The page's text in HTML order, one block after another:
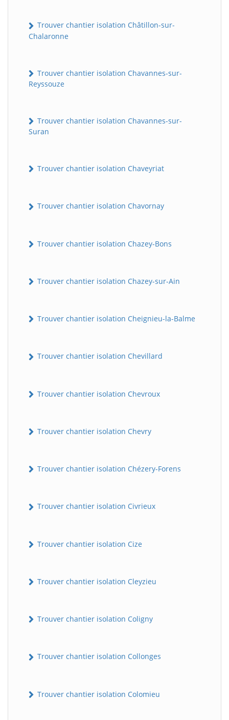
Trouver chantier isolation Châtillon-sur-
Chalaronne
Trouver chantier isolation Chavannes-sur-
Reyssouze
Trouver chantier isolation Chavannes-sur-
Suran
Trouver chantier isolation Chaveyriat
Trouver chantier isolation Chavornay
Trouver chantier isolation Chazey-Bons
Trouver chantier isolation Chazey-sur-Ain
Trouver chantier isolation Cheignieu-la-Balme
Trouver chantier isolation Chevillard
Trouver chantier isolation Chevroux
Trouver chantier isolation Chevry
Trouver chantier isolation Chézery-Forens
Trouver chantier isolation Civrieux
Trouver chantier isolation Cize
Trouver chantier isolation Cleyzieu
Trouver chantier isolation Coligny
Trouver chantier isolation Collonges
Trouver chantier isolation Colomieu
B Assistant en ligne